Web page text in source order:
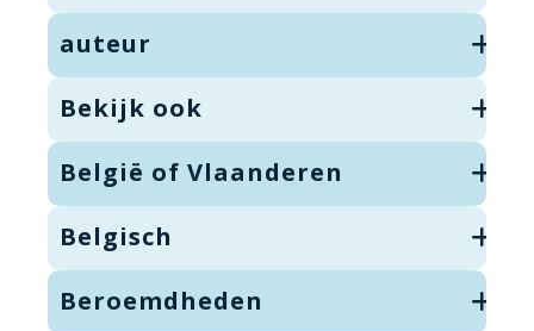
auteur
Bekijk ook
België of Vlaanderen
Belgisch
Beroemdheden